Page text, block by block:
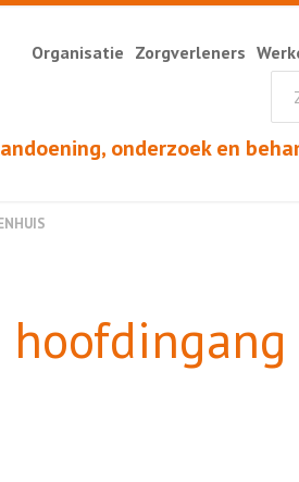
onderzoek en
Organisatie Zorgverleners
hoofdingang